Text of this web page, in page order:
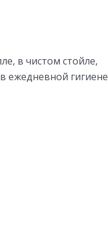
в чистом стойле,
ежедневной гигиене